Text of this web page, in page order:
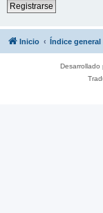
Registrarse
Inicio Índice general
Desarrollado